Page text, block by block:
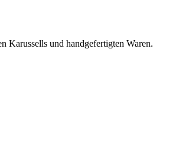
Karussells und handgefertigten Waren.